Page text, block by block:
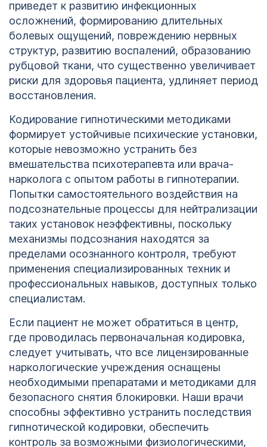
приведет к развитию инфекционных
осложнений, формированию длительных
болевых ощущений, повреждению нервных
структур, развитию воспалений, образованию
рубцовой ткани, что существенно увеличивает
риски для здоровья пациента, удлиняет период
восстановления.
Кодирование гипнотическими методиками
формирует устойчивые психические установки,
которые невозможно устранить без
вмешательства психотерапевта или врача-
нарколога с опытом работы в гипнотерапии.
Попытки самостоятельного воздействия на
подсознательные процессы для нейтрализации
таких установок неэффективны, поскольку
механизмы подсознания находятся за
пределами осознанного контроля, требуют
применения специализированных техник и
профессиональных навыков, доступных только
специалистам.
Если пациент не может обратиться в центр,
где проводилась первоначальная кодировка,
следует учитывать, что все лицензированные
наркологические учреждения оснащены
необходимыми препаратами и методиками для
безопасного снятия блокировки. Наши врачи
способны эффективно устранить последствия
гипнотической кодировки, обеспечить
контроль за возможными физиологическими,